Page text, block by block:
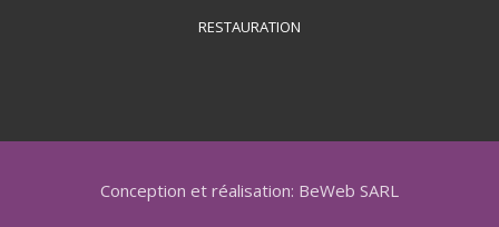
RESTAURATION
Conception et réalisation: BeWeb SARL